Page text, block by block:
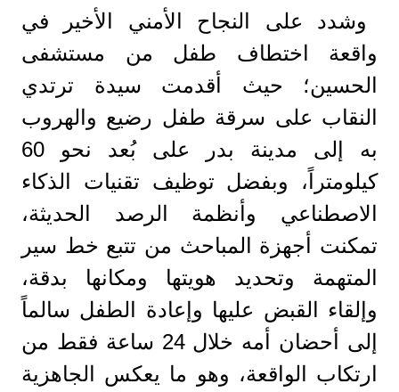
وشدد على النجاح الأمني الأخير في
واقعة اختطاف طفل من مستشفى
الحسين؛ حيث أقدمت سيدة ترتدي
النقاب على سرقة طفل رضيع والهروب
به إلى مدينة بدر على بُعد نحو 60
كيلومتراً، وبفضل توظيف تقنيات الذكاء
الاصطناعي وأنظمة الرصد الحديثة،
تمكنت أجهزة المباحث من تتبع خط سير
المتهمة وتحديد هويتها ومكانها بدقة،
وإلقاء القبض عليها وإعادة الطفل سالماً
إلى أحضان أمه خلال 24 ساعة فقط من
ارتكاب الواقعة، وهو ما يعكس الجاهزية